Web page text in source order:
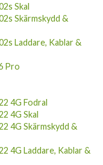
Skal
Skärmskydd &
Laddare, Kablar &
Pro
4G Fodral
4G Skal
4G Skärmskydd &
4G Laddare, Kablar &